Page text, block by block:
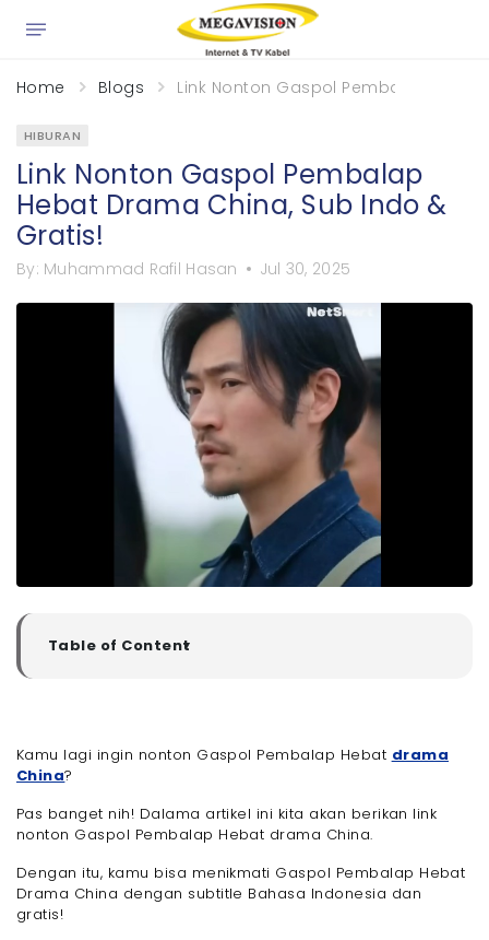
Home Blogs Link Nonton Gaspol Pembalap
HIBURAN
Link Nonton Gaspol Pembalap
Hebat Drama China, Sub Indo &
Gratis!
By: Muhammad Rafil Hasan Jul 30, 2025
Table of Content
▼
- 1. Cerita yang Menegangkan dan Penuh Emosi
- 3. Karakter yang Kuat dan Relatable
- 4. Aksi Balapan yang Seru dan Realistis
Link Nonton Gaspol Pembalap Hebat Drama China
Ingin Nonton Drama ini Dengan Kualitas Streaming
Kamu lagi ingin nonton Gaspol Pembalap Hebat drama
China?
Pas banget nih! Dalama artikel ini kita akan berikan link
nonton Gaspol Pembalap Hebat drama China.
Dengan itu, kamu bisa menikmati Gaspol Pembalap Hebat
Drama China dengan subtitle Bahasa Indonesia dan
gratis!